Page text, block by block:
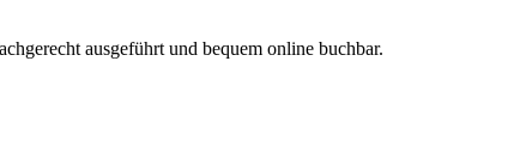
ausgeführt und bequem online buchbar.